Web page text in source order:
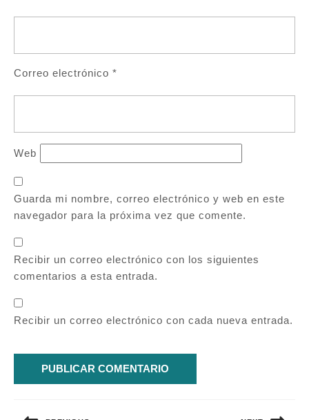
Correo electrónico *
Web
Guarda mi nombre, correo electrónico y web en este
navegador para la próxima vez que comente.
Recibir un correo electrónico con los siguientes
comentarios a esta entrada.
Recibir un correo electrónico con cada nueva entrada.